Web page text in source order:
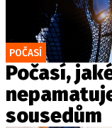
POČASÍ
Počasí,
sousedům